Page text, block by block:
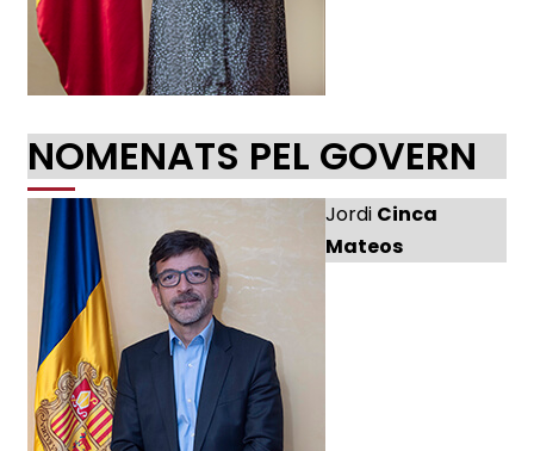
NOMENATS PEL GOVERN
Jordi Cinca
Mateos